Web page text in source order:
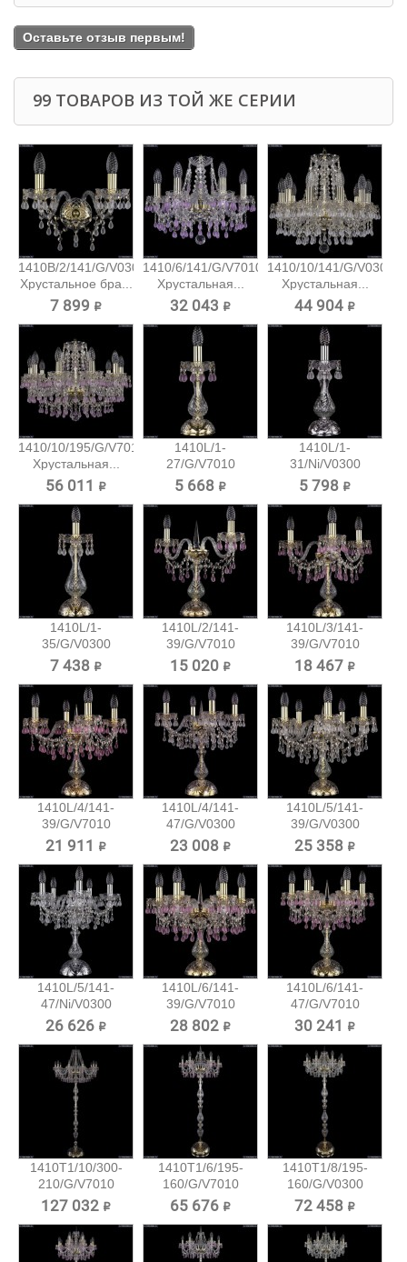
Оставьте отзыв первым!
99 ТОВАРОВ ИЗ ТОЙ ЖЕ СЕРИИ
1410B/2/141/G/V0300
Хрустальное бра...
7 899 ₽
1410/6/141/G/V7010
Хрустальная...
32 043 ₽
1410/10/141/G/V0300
Хрустальная...
44 904 ₽
1410/10/195/G/V7010
Хрустальная...
56 011 ₽
1410L/1-
27/G/V7010
Хрустальная...
5 668 ₽
1410L/1-
31/Ni/V0300
Хрустальная...
5 798 ₽
1410L/1-
35/G/V0300
Хрустальная...
7 438 ₽
1410L/2/141-
39/G/V7010
Хрустальная...
15 020 ₽
1410L/3/141-
39/G/V7010
Хрустальная...
18 467 ₽
1410L/4/141-
39/G/V7010
Хрустальная...
21 911 ₽
1410L/4/141-
47/G/V0300
Хрустальная...
23 008 ₽
1410L/5/141-
39/G/V0300
Хрустальная...
25 358 ₽
1410L/5/141-
47/Ni/V0300
Хрустальная...
26 626 ₽
1410L/6/141-
39/G/V7010
Хрустальная...
28 802 ₽
1410L/6/141-
47/G/V7010
Хрустальная...
30 241 ₽
1410T1/10/300-
210/G/V7010
Хрустальный...
127 032 ₽
1410T1/6/195-
160/G/V7010
Хрустальный...
65 676 ₽
1410T1/8/195-
160/G/V0300
Хрустальный...
72 458 ₽